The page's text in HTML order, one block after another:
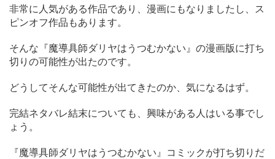
非常に人気がある作品であり、漫画にもなりましたし、ス
ピンオフ作品もあります。
そんな『魔導具師ダリヤはうつむかない』の漫画版に打ち
切りの可能性が出たのです。
どうしてそんな可能性が出てきたのか、気になるはず。
完結ネタバレ結末についても、興味がある人はいる事でし
ょう。
『魔導具師ダリヤはうつむかない』コミックが打ち切りだ